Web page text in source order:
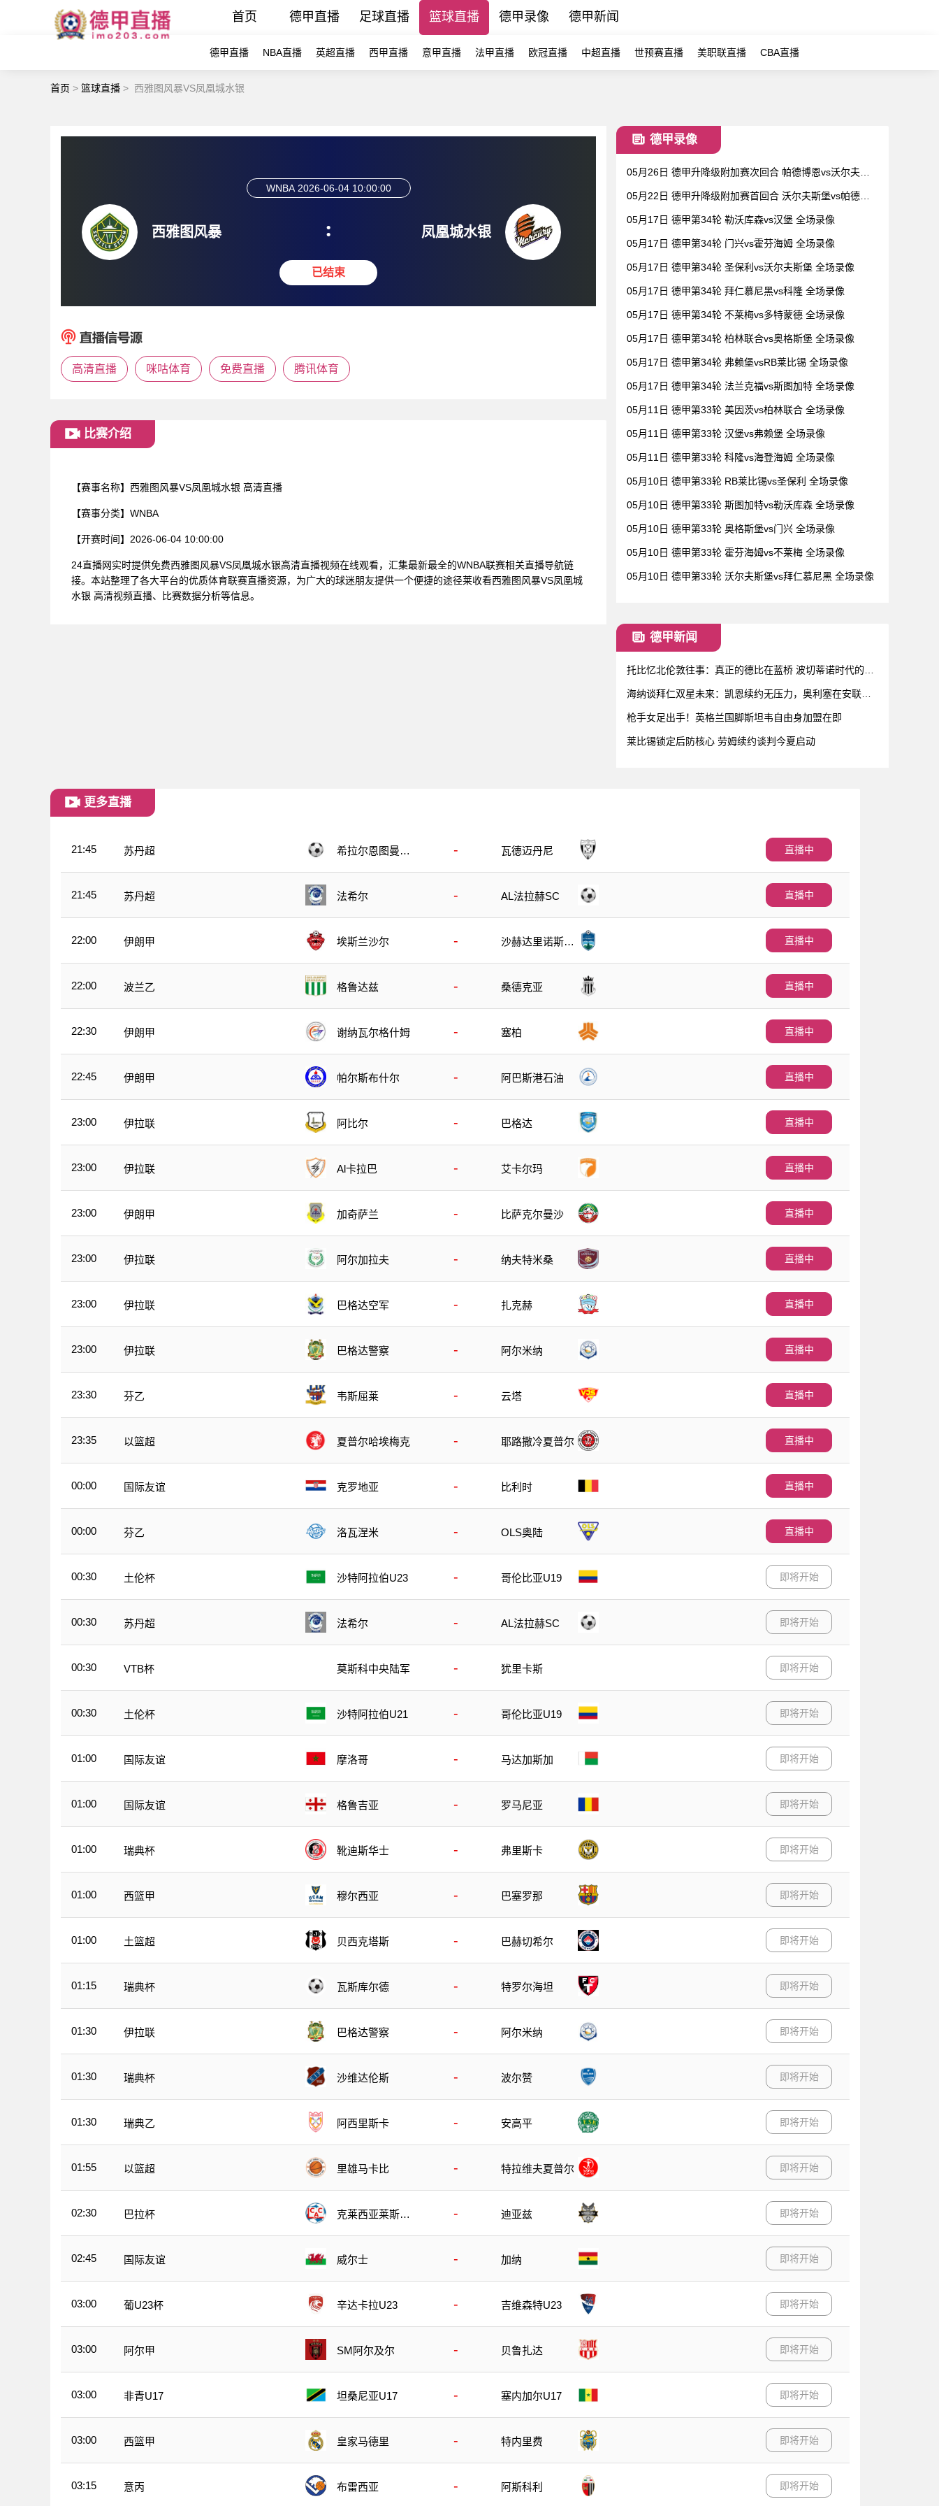
首页 德甲直播 足球直播 篮球直播 德甲录像 德甲新闻
德甲直播 NBA直播 英超直播 西甲直播 意甲直播 法甲直播 欧冠直播 中超直播 世预赛直播 美职联直播 CBA直播
首页 > 篮球直播 > 西雅图风暴VS凤凰城水银
西雅图风暴
WNBA 2026-06-04 10:00:00
:
已结束
凤凰城水银
高清直播 咪咕体育 免费直播 腾讯体育
比赛介绍
【赛事名称】 西雅图风暴VS凤凰城水银 高清直播
【赛事分类】 WNBA
【开赛时间】 2026-06-04 10:00:00
24直播网实时提供免费西雅图风暴VS凤凰城水银高清直播视频在线观看，汇集最新最全的WNBA联赛相关直播导航链
接。本站整理了各大平台的优质体育联赛直播资源，为广大的球迷朋友提供一个便捷的途径莱收看西雅图风暴VS凤凰城
水银 高清视频直播、比赛数据分析等信息。
德甲录像
05月26日 德甲升降级附加赛次回合 帕德博恩vs沃尔夫斯
05月22日 德甲升降级附加赛首回合 沃尔夫斯堡vs帕德博
05月17日 德甲第34轮 勒沃库森vs汉堡 全场录像
05月17日 德甲第34轮 门兴vs霍芬海姆 全场录像
05月17日 德甲第34轮 圣保利vs沃尔夫斯堡 全场录像
05月17日 德甲第34轮 拜仁慕尼黑vs科隆 全场录像
05月17日 德甲第34轮 不莱梅vs多特蒙德 全场录像
05月17日 德甲第34轮 柏林联合vs奥格斯堡 全场录像
05月17日 德甲第34轮 弗赖堡vsRB莱比锡 全场录像
05月17日 德甲第34轮 法兰克福vs斯图加特 全场录像
05月11日 德甲第33轮 美因茨vs柏林联合 全场录像
05月11日 德甲第33轮 汉堡vs弗赖堡 全场录像
05月11日 德甲第33轮 科隆vs海登海姆 全场录像
05月10日 德甲第33轮 RB莱比锡vs圣保利 全场录像
05月10日 德甲第33轮 斯图加特vs勒沃库森 全场录像
05月10日 德甲第33轮 奥格斯堡vs门兴 全场录像
05月10日 德甲第33轮 霍芬海姆vs不莱梅 全场录像
05月10日 德甲第33轮 沃尔夫斯堡vs拜仁慕尼黑 全场录像
德甲新闻
托比忆北伦敦往事：真正的德比在蓝桥 波切蒂诺时代的热
海纳谈拜仁双星未来：凯恩续约无压力，奥利塞在安联球
枪手女足出手！英格兰国脚斯坦韦自由身加盟在即
莱比锡锁定后防核心 劳姆续约谈判今夏启动
更多直播
21:45 苏丹超
希拉尔恩图曼B
- 瓦德迈丹尼 直播中
21:45 苏丹超 法希尔 - AL法拉赫SC 直播中
22:00 伊朗甲 埃斯兰沙尔 -
沙赫达里诺斯哈
直播中
22:00 波兰乙 格鲁达兹 - 桑德克亚 直播中
22:30 伊朗甲 谢纳瓦尔格什姆 - 塞柏 直播中
22:45 伊朗甲 帕尔斯布什尔 - 阿巴斯港石油 直播中
23:00 伊拉联 阿比尔 - 巴格达 直播中
23:00 伊拉联 Al卡拉巴 - 艾卡尔玛 直播中
23:00 伊朗甲 加奇萨兰 - 比萨克尔曼沙 直播中
23:00 伊拉联 阿尔加拉夫 - 纳夫特米桑 直播中
23:00 伊拉联 巴格达空军 - 扎克赫 直播中
23:00 伊拉联 巴格达警察 - 阿尔米纳 直播中
23:30 芬乙 韦斯屈莱 - 云塔 直播中
23:35 以篮超 夏普尔哈埃梅克 - 耶路撒冷夏普尔 直播中
00:00 国际友谊 克罗地亚 - 比利时 直播中
00:00 芬乙 洛瓦涅米 - OLS奥陆 直播中
00:30 土伦杯 沙特阿拉伯U23 - 哥伦比亚U19 即将开始
00:30 苏丹超 法希尔 - AL法拉赫SC 即将开始
00:30 VTB杯 莫斯科中央陆军 - 犹里卡斯 即将开始
00:30 土伦杯 沙特阿拉伯U21 - 哥伦比亚U19 即将开始
01:00 国际友谊 摩洛哥 - 马达加斯加 即将开始
01:00 国际友谊 格鲁吉亚 - 罗马尼亚 即将开始
01:00 瑞典杯 靴迪斯华士 - 弗里斯卡 即将开始
01:00 西篮甲 穆尔西亚 - 巴塞罗那 即将开始
01:00 土篮超 贝西克塔斯 - 巴赫切希尔 即将开始
01:15 瑞典杯 瓦斯库尔德 - 特罗尔海坦 即将开始
01:30 伊拉联 巴格达警察 - 阿尔米纳 即将开始
01:30 瑞典杯 沙维达伦斯 - 波尔赞 即将开始
01:30 瑞典乙 阿西里斯卡 - 安高平 即将开始
01:55 以篮超 里雄马卡比 - 特拉维夫夏普尔 即将开始
02:30 巴拉杯
克莱西亚莱斯竞
- 迪亚兹 即将开始
02:45 国际友谊 威尔士 - 加纳 即将开始
03:00 葡U23杯 辛达卡拉U23 - 吉维森特U23 即将开始
03:00 阿尔甲 SM阿尔及尔 - 贝鲁扎达 即将开始
03:00 非青U17 坦桑尼亚U17 - 塞内加尔U17 即将开始
03:00 西篮甲 皇家马德里 - 特内里费 即将开始
03:15 意丙 布雷西亚 - 阿斯科利 即将开始